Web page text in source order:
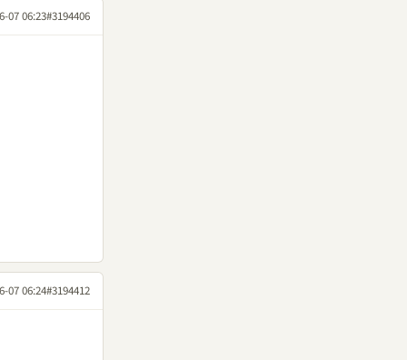
07 06:23#3194406
07 06:24#3194412